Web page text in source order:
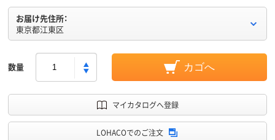
お届け先住所：
東京都江東区
数量 カゴへ
マイカタログへ登録
LOHACOでのご注文